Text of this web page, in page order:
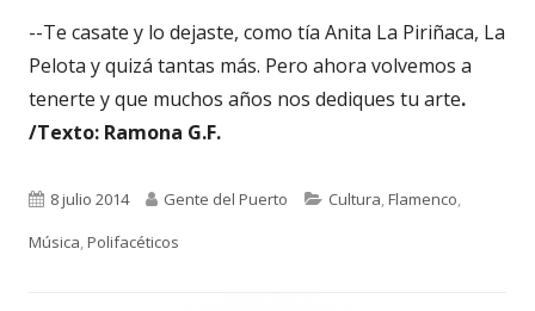
--Te casate y lo dejaste, como tía Anita La Piriñaca, La
Pelota y quizá tantas más. Pero ahora volvemos a
tenerte y que muchos años nos dediques tu arte.
/Texto: Ramona G.F.
Publicado
el
8 julio 2014 Autor
Gente del Puerto Categorías
Cultura,Flamenco,
Música,Polifacéticos